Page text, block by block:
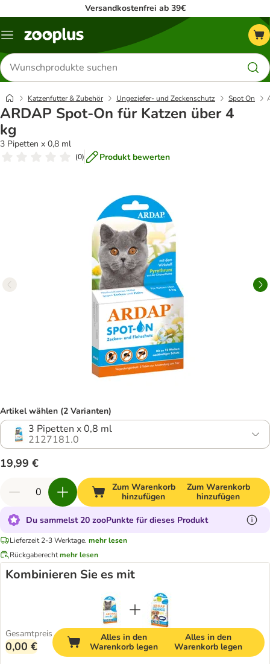
Versandkostenfrei ab 39€
Menü
Produkte
suchen
Katzenfutter & Zubehör Ungeziefer- und Zeckenschutz Spot On
ARDAP Spot-On für Katzen über 4
kg
3 Pipetten x 0,8 ml
(0) Produkt bewerten
Artikel wählen (2 Varianten)
3 Pipetten x 0,8 ml
2127181.0
19,99 €
Zum Warenkorb
hinzufügen
Zum Warenkorb
hinzufügen
Du sammelst 20 zooPunkte für dieses Produkt
Lieferzeit 2-3 Werktage. mehr lesen
Rückgaberechtmehr lesen
Kombinieren Sie es mit
Gesamtpreis
0,00 €
Alles in den
Warenkorb legen
Alles in den
Warenkorb legen